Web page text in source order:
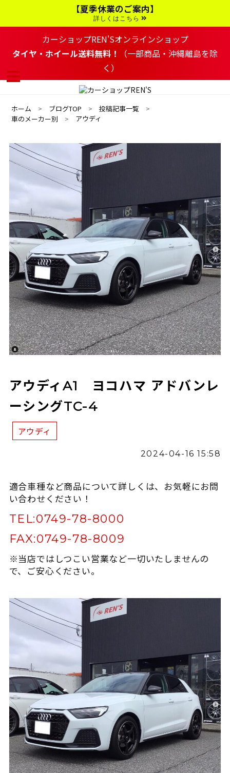
ン
す
る
【夏季休業のご案内】
詳しくはこちら
カーショップREN'Sオンラインショップ
タイヤ・ホイール送料無料！
（一部商品・沖縄離島を除
く）
ホーム ブログTOP
投稿記事一覧
車のメーカー別
アウディ
アウディA1 ヨコハマ アドバンレ
ーシングTC-4
アウディ
2024-04-16 15:58
適合車種など商品について詳しくは、お気軽にお問
い合わせください！
TEL:0749-78-8000
FAX:0749-78-8009
※当店ではしつこい営業など一切いたしませんの
で、ご安心ください。